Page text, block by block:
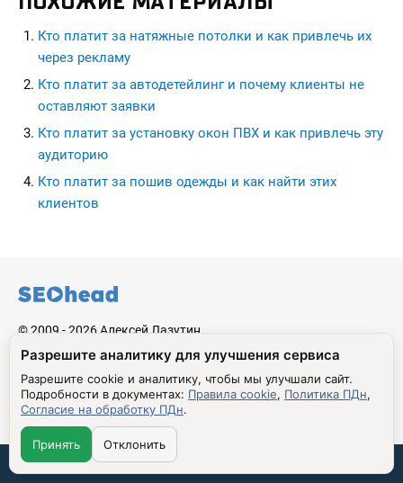
Кто платит за натяжные потолки и как привлечь их
через рекламу
Кто платит за автодетейлинг и почему клиенты не
оставляют заявки
Кто платит за установку окон ПВХ и как привлечь эту
аудиторию
Кто платит за пошив одежды и как найти этих
клиентов
© 2009 - 2026 Алексей Лазутин.
Перепечатка и использование материалов с данного сайта,
разрешена только по согласию с владельцем. Владелец
оставляет за собой право воспользоваться 146 статьей
УК РФ при нарушении авторских и смежных прав.
Сделано в Бюро
Николая Стебунова
Связаться со мной:
Разрешите аналитику для улучшения сервиса
Разрешите cookie и аналитику, чтобы мы улучшали сайт.
Подробности в документах: Правила cookie, Политика ПДн,
Согласие на обработку ПДн.
Принять Отклонить